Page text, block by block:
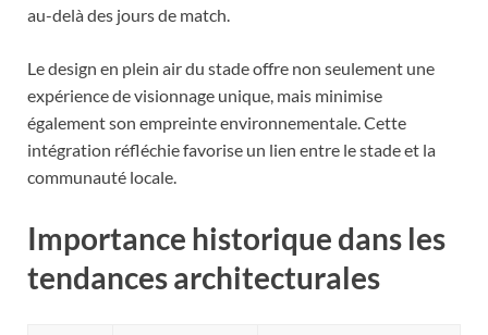
au-delà des jours de match.
Le design en plein air du stade offre non seulement une
expérience de visionnage unique, mais minimise
également son empreinte environnementale. Cette
intégration réfléchie favorise un lien entre le stade et la
communauté locale.
Importance historique dans les
tendances architecturales